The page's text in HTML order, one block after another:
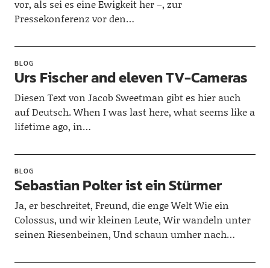
vor, als sei es eine Ewigkeit her –, zur
Pressekonferenz vor den…
BLOG
Urs Fischer and eleven TV-Cameras
Diesen Text von Jacob Sweetman gibt es hier auch
auf Deutsch. When I was last here, what seems like a
lifetime ago, in…
BLOG
Sebastian Polter ist ein Stürmer
Ja, er beschreitet, Freund, die enge Welt Wie ein
Colossus, und wir kleinen Leute, Wir wandeln unter
seinen Riesenbeinen, Und schaun umher nach…